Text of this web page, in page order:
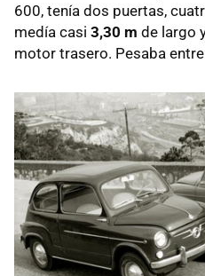
600, tenía dos puertas,
medía casi 3,30 m de largo
motor trasero. Pesaba